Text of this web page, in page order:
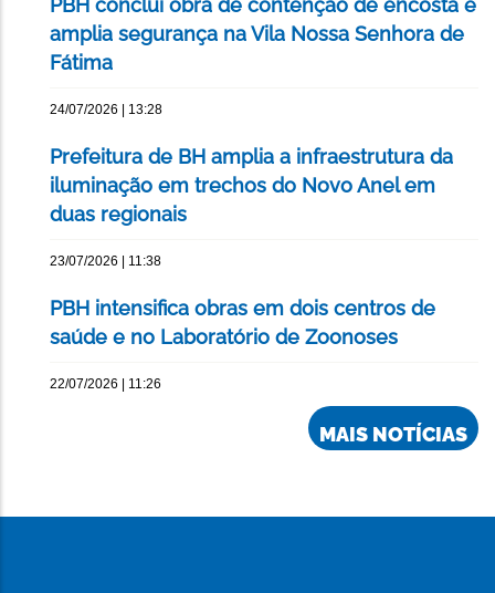
PBH conclui obra de contenção de encosta e
amplia segurança na Vila Nossa Senhora de
Fátima
24/07/2026 | 13:28
Prefeitura de BH amplia a infraestrutura da
iluminação em trechos do Novo Anel em
duas regionais
23/07/2026 | 11:38
PBH intensifica obras em dois centros de
saúde e no Laboratório de Zoonoses
22/07/2026 | 11:26
MAIS NOTÍCIAS